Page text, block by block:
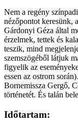
Nem a regény
nézőpontot keresünk,
Gárdonyi Géza által
érzelmek, tettek és
teszik, mind
szemszögéből látjuk
figyelik az
essen az ostrom
Bornemissza Gergő,
történetét. És talán
Időtartam: